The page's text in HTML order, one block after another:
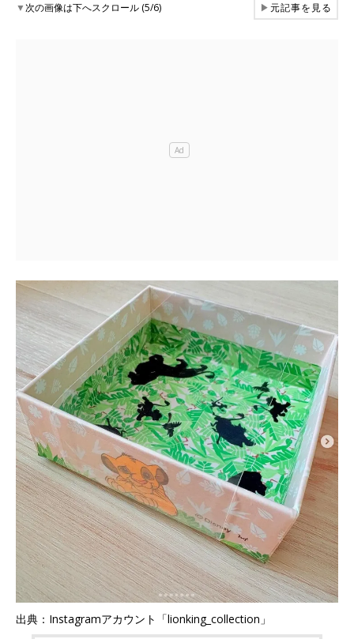
▼次の画像は下へスクロール (5/6) ▶元記事を見る
出典：Instagramアカウント「lionking_collection」